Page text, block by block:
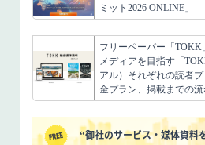
ミット2026 ONLINE」
フリーペーパー「TOKK
メディアを目指す「
アル）それぞれの読者
金プラン、掲載までの流
“御社のサービス・媒体資料